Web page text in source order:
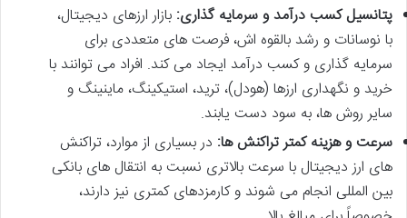
پتانسیل کسب درآمد و سرمایه گذاری: بازار ارزهای دیجیتال،
با نوسانات و رشد بالقوه اش، فرصت های متعددی برای
سرمایه گذاری و کسب درآمد ایجاد می کند. افراد می توانند با
خرید و نگهداری ارزها (هودل)، ترید، استیکینگ، ماینینگ و
سایر روش ها، به سود دست یابند.
سرعت و هزینه کمتر تراکنش ها: در بسیاری از موارد، تراکنش
های ارز دیجیتال با سرعت بالاتری نسبت به انتقال های بانکی
بین المللی انجام می شوند و کارمزدهای کمتری نیز دارند،